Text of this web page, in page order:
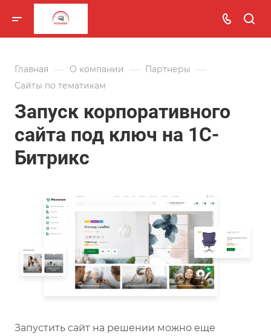
Главная — О компании — Партнеры —
Сайты по тематикам
Запуск корпоративного
сайта под ключ на 1С-
Битрикс
Запустить сайт на решении можно еще